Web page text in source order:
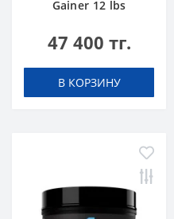
Gainer 12 lbs
47 400 тг.
В КОРЗИНУ